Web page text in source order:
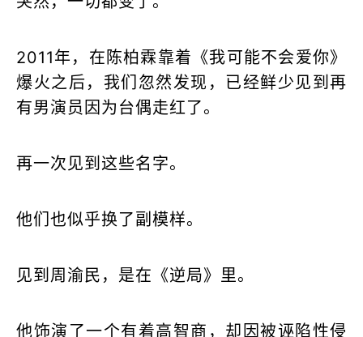
2011年，在陈柏霖靠着《我可能不会爱你》
爆火之后，我们忽然发现，已经鲜少见到再
有男演员因为台偶走红了。
再一次见到这些名字。
他们也似乎换了副模样。
见到周渝民，是在《逆局》里。
他饰演了一个有着高智商，却因被诬陷性侵